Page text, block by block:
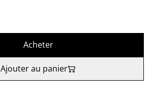
Acheter
Ajouter au panier